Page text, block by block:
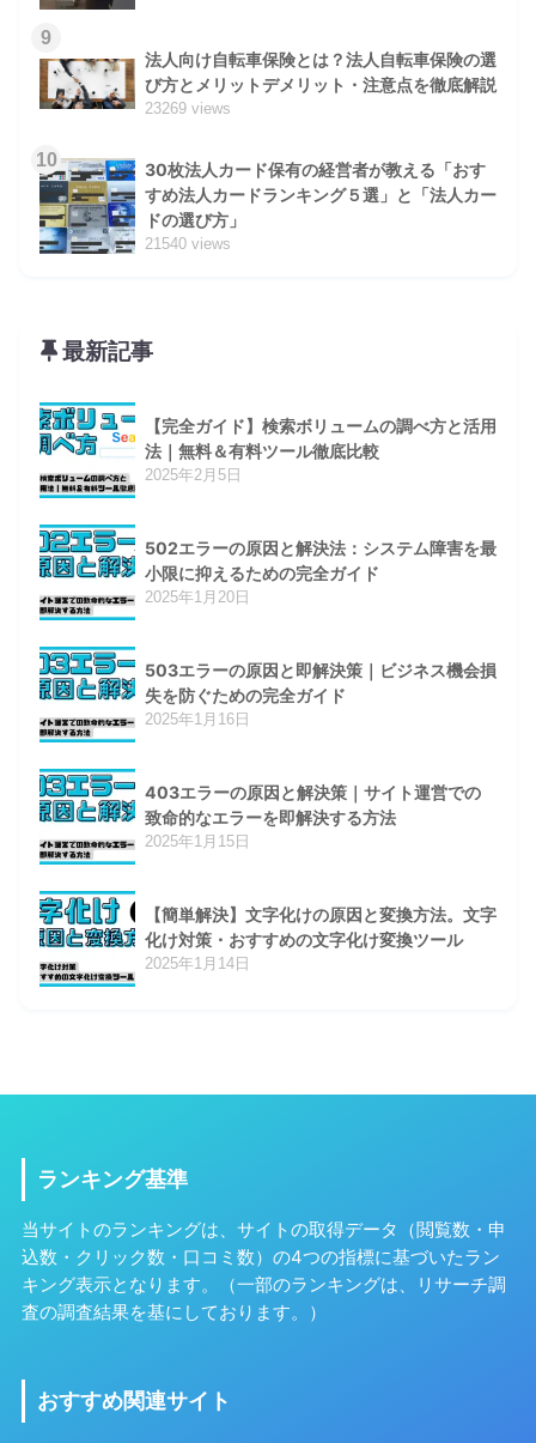
9
法人向け自転車保険とは？法人自転車保険の選
び方とメリットデメリット・注意点を徹底解説
23269 views
10
30枚法人カード保有の経営者が教える「おす
すめ法人カードランキング５選」と「法人カー
ドの選び方」
21540 views
最新記事
【完全ガイド】検索ボリュームの調べ方と活用
法｜無料＆有料ツール徹底比較
2025年2月5日
502エラーの原因と解決法：システム障害を最
小限に抑えるための完全ガイド
2025年1月20日
503エラーの原因と即解決策｜ビジネス機会損
失を防ぐための完全ガイド
2025年1月16日
403エラーの原因と解決策｜サイト運営での
致命的なエラーを即解決する方法
2025年1月15日
【簡単解決】文字化けの原因と変換方法。文字
化け対策・おすすめの文字化け変換ツール
2025年1月14日
ランキング基準
当サイトのランキングは、サイトの取得データ（閲覧数・申
込数・クリック数・口コミ数）の4つの指標に基づいたラン
キング表示となります。（一部のランキングは、リサーチ調
査の調査結果を基にしております。）
おすすめ関連サイト